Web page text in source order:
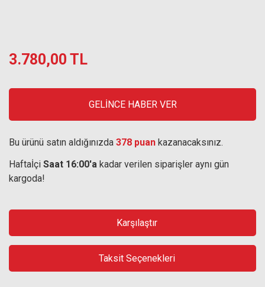
3.780,00 TL
GELİNCE HABER VER
Bu ürünü satın aldığınızda 378 puan kazanacaksınız.
Haftaİçi Saat 16:00'a kadar verilen siparişler aynı gün
kargoda!
Karşılaştır
Taksit Seçenekleri